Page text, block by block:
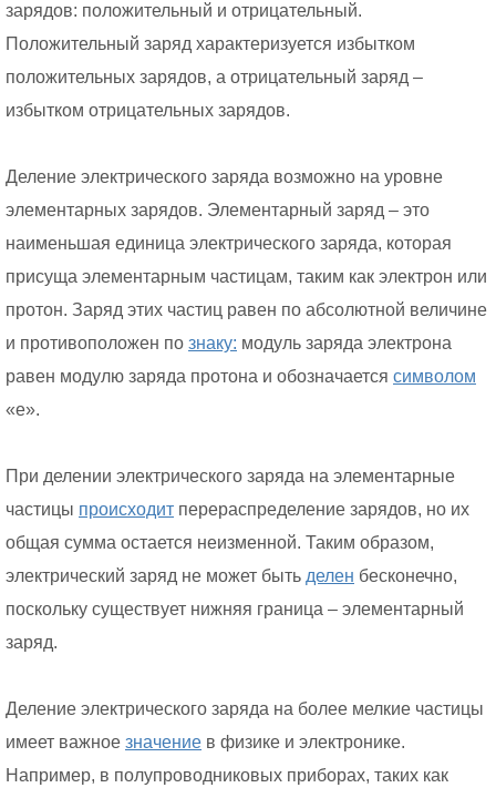
зарядов: положительный и отрицательный.
Положительный заряд характеризуется избытком
положительных зарядов, а отрицательный заряд –
избытком отрицательных зарядов.
Деление электрического заряда возможно на уровне
элементарных зарядов. Элементарный заряд – это
наименьшая единица электрического заряда, которая
присуща элементарным частицам, таким как электрон или
протон. Заряд этих частиц равен по абсолютной величине
и противоположен по знаку: модуль заряда электрона
равен модулю заряда протона и обозначается символом
«е».
При делении электрического заряда на элементарные
частицы происходит перераспределение зарядов, но их
общая сумма остается неизменной. Таким образом,
электрический заряд не может быть делен бесконечно,
поскольку существует нижняя граница – элементарный
заряд.
Деление электрического заряда на более мелкие частицы
имеет важное значение в физике и электронике.
Например, в полупроводниковых приборах, таких как